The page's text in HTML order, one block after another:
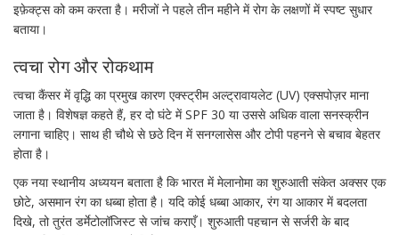
इफ़ेक्ट्स को कम करता है। मरीजों ने पहले तीन महीने में रोग के लक्षणों में स्पष्ट सुधार
बताया।
त्वचा रोग और रोकथाम
त्वचा कैंसर में वृद्धि का प्रमुख कारण एक्स्ट्रीम अल्ट्रावायलेट (UV) एक्सपोज़र माना
जाता है। विशेषज्ञ कहते हैं, हर दो घंटे में SPF 30 या उससे अधिक वाला सनस्क्रीन
लगाना चाहिए। साथ ही चौथे से छठे दिन में सनग्लासेस और टोपी पहनने से बचाव बेहतर
होता है।
एक नया स्थानीय अध्ययन बताता है कि भारत में मेलानोमा का शुरुआती संकेत अक्सर एक
छोटे, असमान रंग का धब्बा होता है। यदि कोई धब्बा आकार, रंग या आकार में बदलता
दिखे, तो तुरंत डर्मेटोलॉजिस्ट से जांच कराएँ। शुरुआती पहचान से सर्जरी के बाद